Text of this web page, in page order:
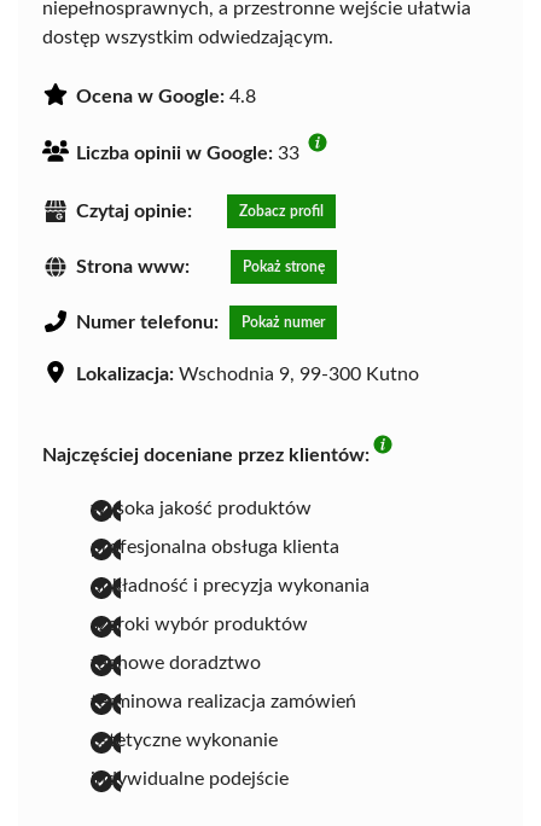
niepełnosprawnych, a przestronne wejście ułatwia
dostęp wszystkim odwiedzającym.
Ocena w Google: 4.8
Liczba opinii w Google: 33
Czytaj opinie: Zobacz profil
Strona www: Pokaż stronę
Numer telefonu: Pokaż numer
Lokalizacja: Wschodnia 9, 99-300 Kutno
Najczęściej doceniane przez klientów:
wysoka jakość produktów
profesjonalna obsługa klienta
dokładność i precyzja wykonania
szeroki wybór produktów
fachowe doradztwo
terminowa realizacja zamówień
estetyczne wykonanie
indywidualne podejście